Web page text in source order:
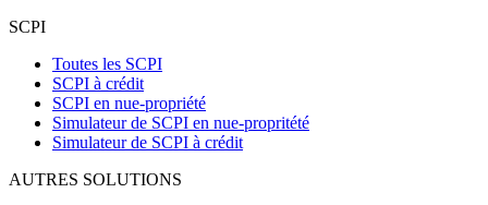
SCPI
Toutes les SCPI
SCPI à crédit
SCPI en nue-propriété
Simulateur de SCPI en nue-propritété
Simulateur de SCPI à crédit
AUTRES SOLUTIONS